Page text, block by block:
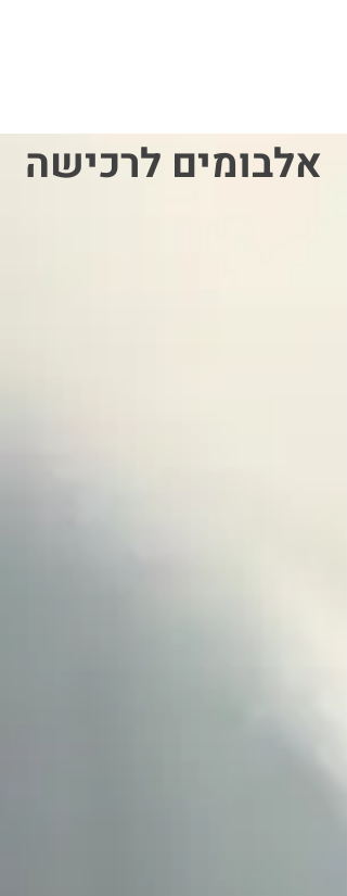
אלבומים לרכישה